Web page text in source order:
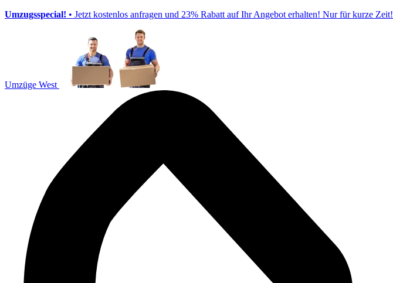
Umzugsspecial! • Jetzt kostenlos anfragen und 23% Rabatt auf Ihr Angebot erhalten! Nur für kurze Zeit!
Umzüge West